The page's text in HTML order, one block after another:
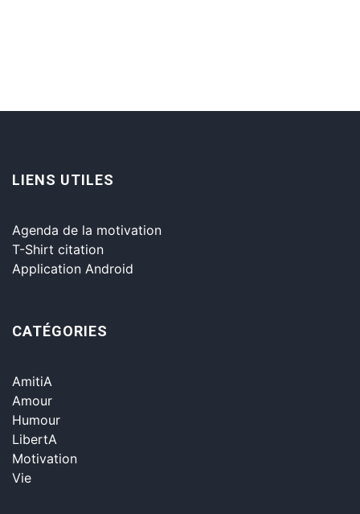
LIENS UTILES
Agenda de la motivation
T-Shirt citation
Application Android
CATÉGORIES
AmitiA
Amour
Humour
LibertA
Motivation
Vie